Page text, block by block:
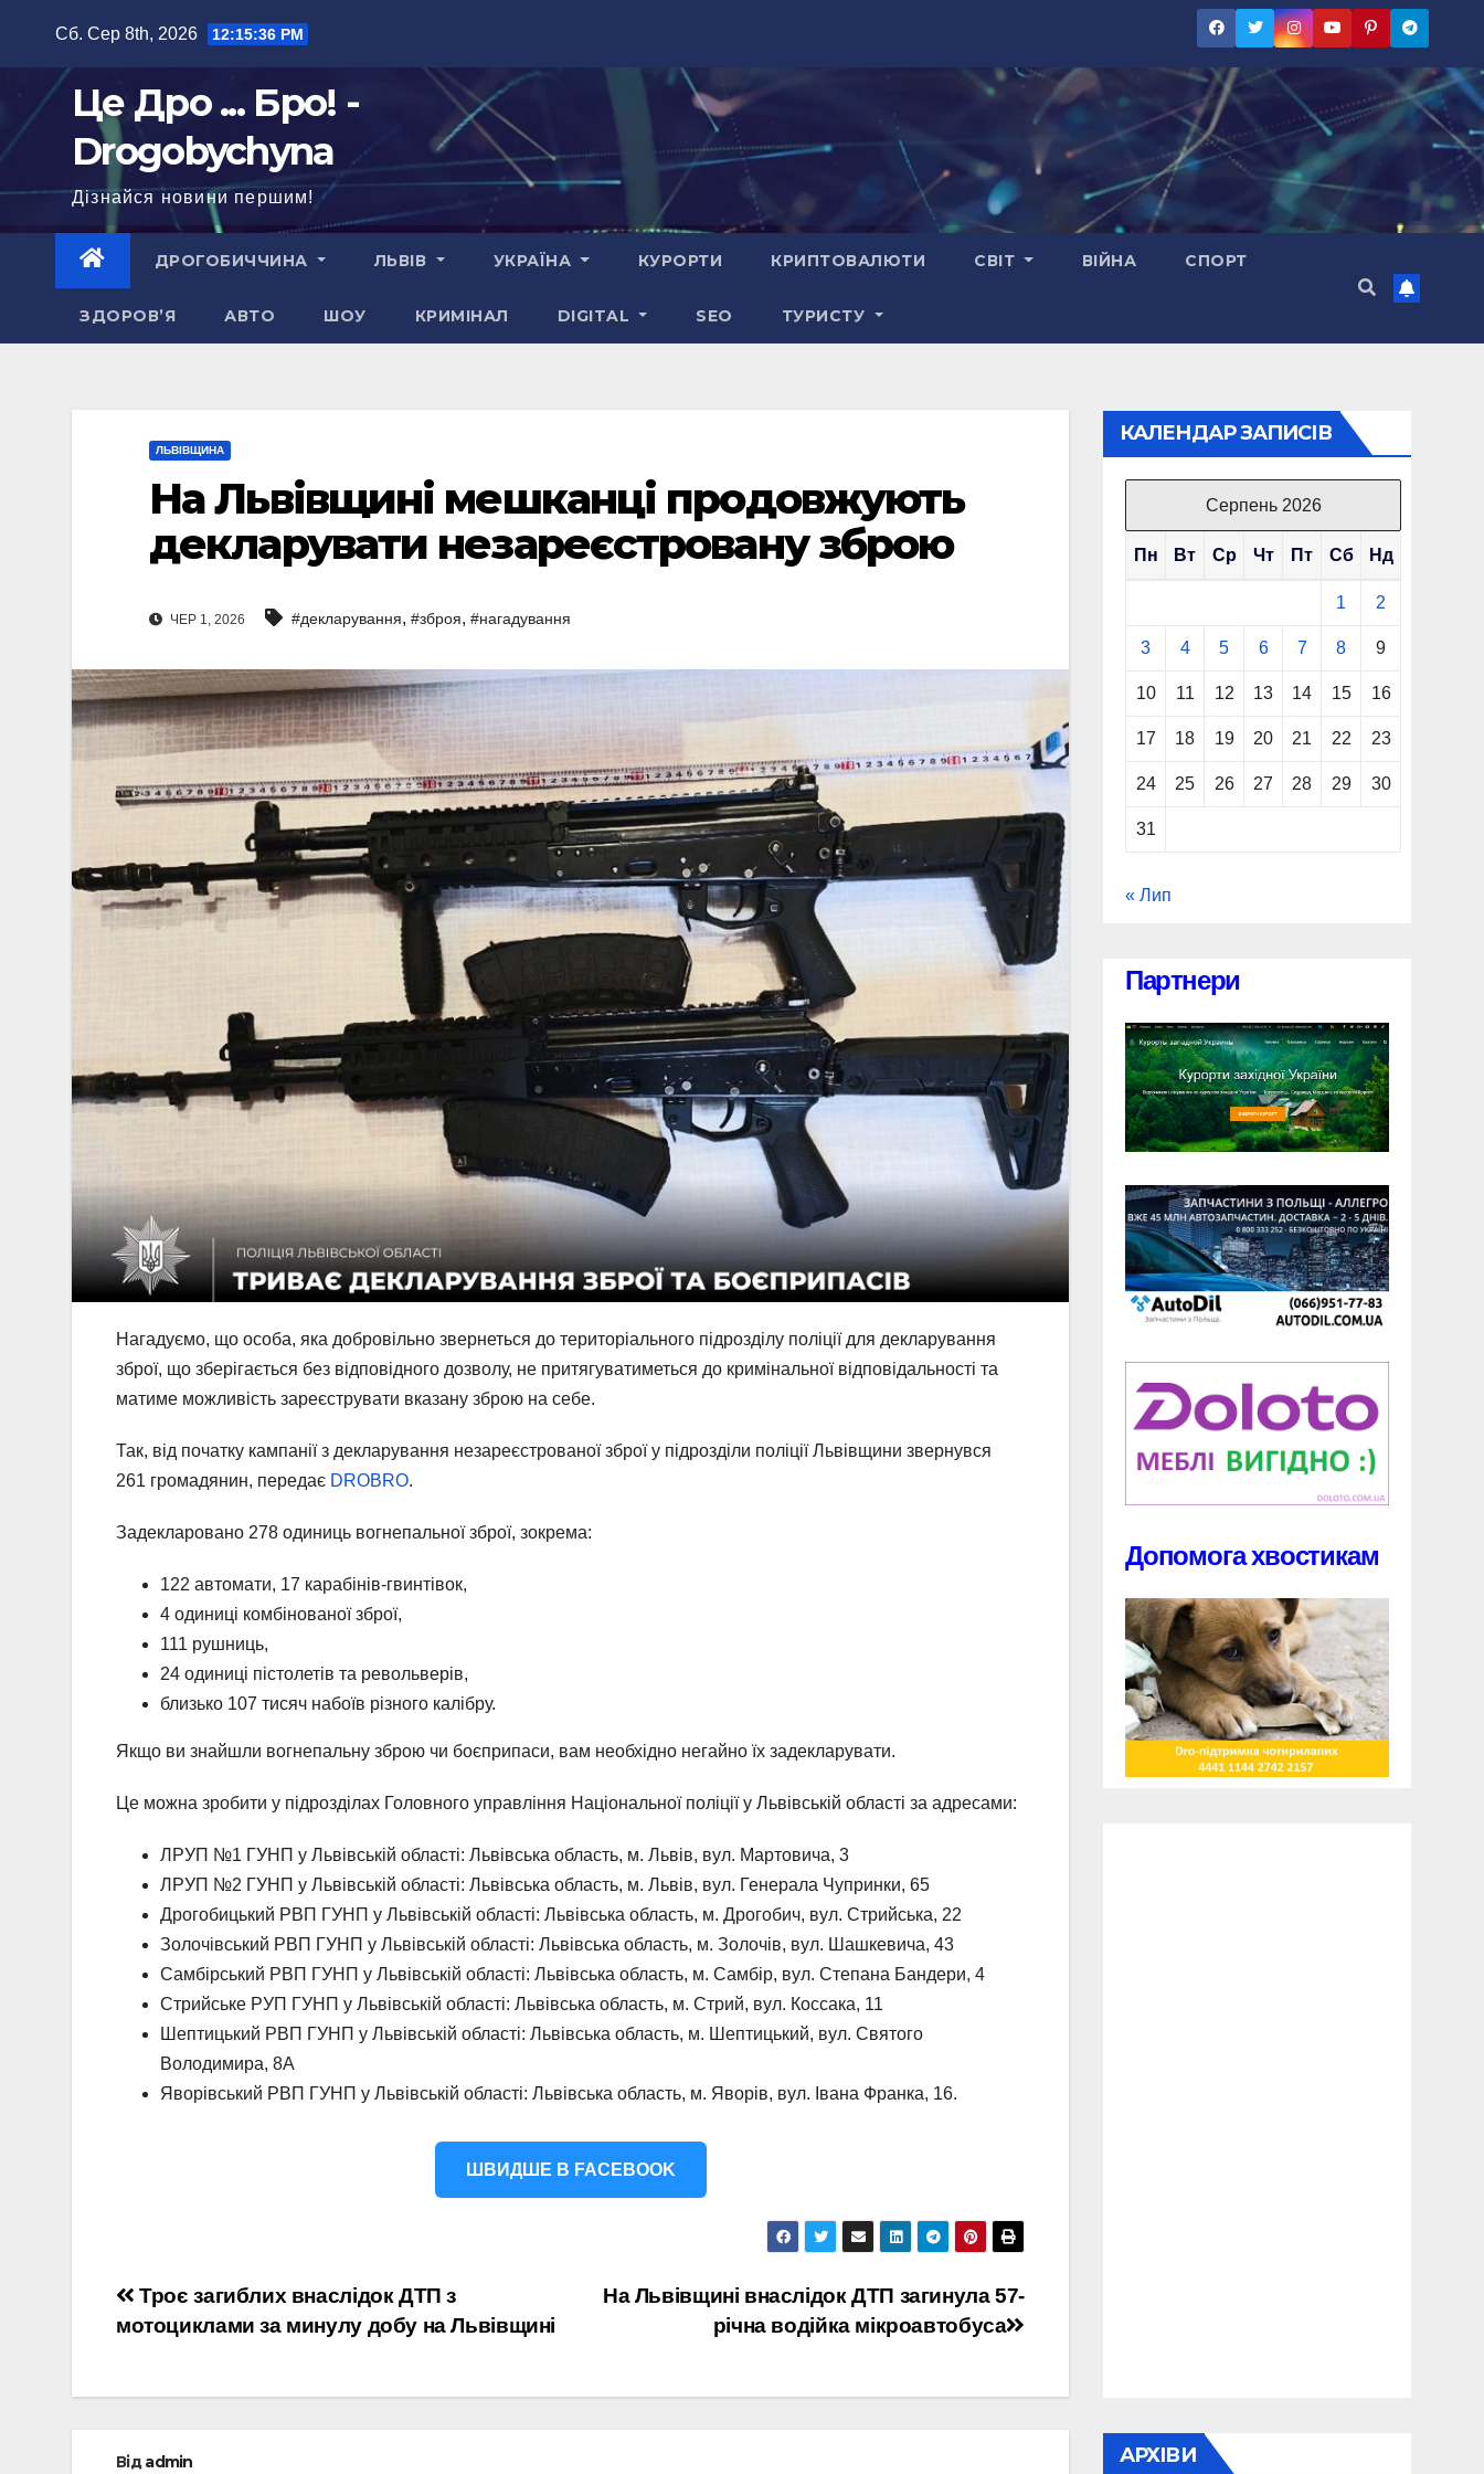
Сб. Сер 8th, 2026 12:15:37 PM
Це Дро ... Бро! -
Drogobychyna
Дізнайся новини першим!
ДРОГОБИЧЧИНА ЛЬВІВ УКРАЇНА КУРОРТИ КРИПТОВАЛЮТИ СВІТ ВІЙНА СПОРТ
ЗДОРОВ’Я АВТО ШОУ КРИМІНАЛ DIGITAL SEO ТУРИСТУ
ЛЬВІВЩИНА
На Львівщині мешканці продовжують
декларувати незареєстровану зброю
ЧЕР 1, 2026 #декларування, #зброя, #нагадування
Нагадуємо, що особа, яка добровільно звернеться до територіального підрозділу поліції для декларування
зброї, що зберігається без відповідного дозволу, не притягуватиметься до кримінальної відповідальності та
матиме можливість зареєструвати вказану зброю на себе.
Так, від початку кампанії з декларування незареєстрованої зброї у підрозділи поліції Львівщини звернувся
261 громадянин, передає DROBRO.
Задекларовано 278 одиниць вогнепальної зброї, зокрема:
122 автомати, 17 карабінів-гвинтівок,
4 одиниці комбінованої зброї,
111 рушниць,
24 одиниці пістолетів та револьверів,
близько 107 тисяч набоїв різного калібру.
Якщо ви знайшли вогнепальну зброю чи боєприпаси, вам необхідно негайно їх задекларувати.
Це можна зробити у підрозділах Головного управління Національної поліції у Львівській області за адресами:
ЛРУП №1 ГУНП у Львівській області: Львівська область, м. Львів, вул. Мартовича, 3
ЛРУП №2 ГУНП у Львівській області: Львівська область, м. Львів, вул. Генерала Чупринки, 65
Дрогобицький РВП ГУНП у Львівській області: Львівська область, м. Дрогобич, вул. Стрийська, 22
Золочівський РВП ГУНП у Львівській області: Львівська область, м. Золочів, вул. Шашкевича, 43
Самбірський РВП ГУНП у Львівській області: Львівська область, м. Самбір, вул. Степана Бандери, 4
Стрийське РУП ГУНП у Львівській області: Львівська область, м. Стрий, вул. Коссака, 11
Шептицький РВП ГУНП у Львівській області: Львівська область, м. Шептицький, вул. Святого
Володимира, 8А
Яворівський РВП ГУНП у Львівській області: Львівська область, м. Яворів, вул. Івана Франка, 16.
ШВИДШЕ В FACEBOOK
Навігація
записів
На Львівщині внаслідок ДТП загинула 57-
річна водійка мікроавтобуса
Троє загиблих внаслідок ДТП з
мотоциклами за минулу добу на Львівщині
Відadmin
КАЛЕНДАР ЗАПИСІВ
Серпень 2026
Пн Вт Ср Чт Пт Сб Нд
1 2
3 4 5 6 7 8 9
10 11 12 13 14 15 16
17 18 19 20 21 22 23
24 25 26 27 28 29 30
31
« Лип
Партнери
Допомога хвостикам
АРХІВИ